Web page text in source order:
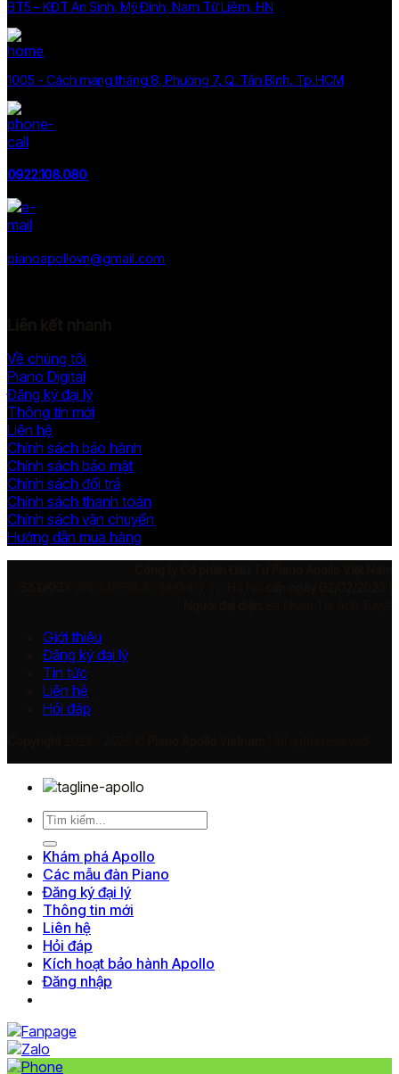
BT5 – KĐT An Sinh, Mỹ Đình, Nam Từ Liêm, HN
1005 - Cách mạng tháng 8, Phường 7, Q. Tân Bình, Tp.HCM
0922.108.080
pianoapollovn@gmail.com
Về chúng tôi
Piano Digital
Đăng ký đại lý
Thông tin mới
Liên hệ
Chính sách bảo hành
Chính sách bảo mật
Chính sách đổi trả
Chính sách thanh toán
Chính sách vận chuyển
Hướng dẫn mua hàng
Giới thiệu
Đăng ký đại lý
Tin tức
Liên hệ
Hỏi đáp
Tìm
Khám phá Apollo
Các mẫu đàn Piano
Đăng ký đại lý
Thông tin mới
Liên hệ
Hỏi đáp
Kích hoạt bảo hành Apollo
Đăng nhập